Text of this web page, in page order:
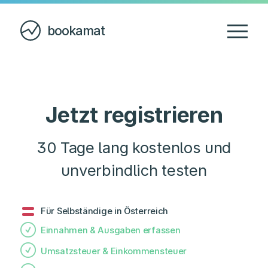
Jetzt registrieren
30 Tage lang kostenlos und
unverbindlich testen
bookamat
Für Selbständige in Österreich
Einnahmen & Ausgaben erfassen
Umsatzsteuer & Einkommensteuer